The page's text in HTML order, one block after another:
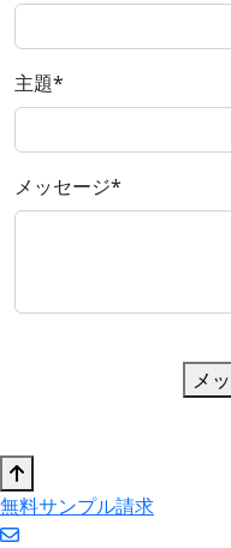
主題*
メッセージ*
メ
無料サンプル請求